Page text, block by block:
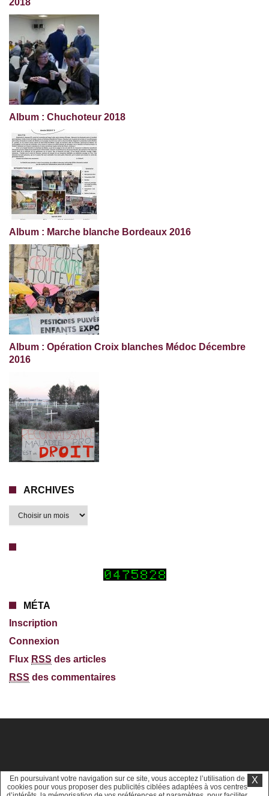
2018
Album : Chuchoteur 2018
Album : Marche blanche Bordeaux 2016
Album : Opération Croix blanches Médoc Décembre
2016
ARCHIVES
MÉTA
Inscription
Connexion
Flux RSS des articles
RSS des commentaires
En poursuivant votre navigation sur ce site, vous acceptez l’utilisation de
cookies pour vous proposer des publicités ciblées adaptées à vos centres
X